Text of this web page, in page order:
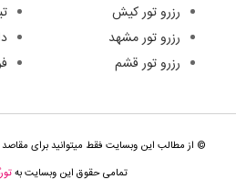
رزرو تور کیش
رزرو تور مشهد
رزرو تور قشم
© از مطالب این وبسایت فقط میتوانید برای مقاصد
تمامی حقوق این وبسایت به